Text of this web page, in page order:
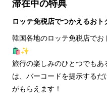
滞在中の特典
ロッテ免税店でつかえるお
韓国各地のロッテ免税店でお
🛍️✨
旅行の楽しみのひとつでも
は、バーコードを提示する
がもらえます！